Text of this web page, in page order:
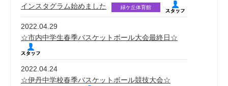
インスタグラム始めました
緑ケ丘体育館
2022.04.29
☆市内中学生春季バスケットボール大会最終日☆
2022.04.24
☆伊丹中学校春季バスケットボール競技大会☆